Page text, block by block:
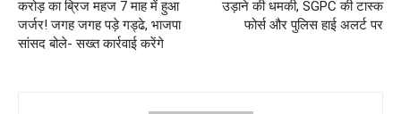
करोड़ का ब्रिज महज 7 माह में हुआ
जर्जर! जगह जगह पड़े गड्ढे, भाजपा
सांसद बोले- सख्त कार्रवाई करेंगे
उड़ाने की धमकी, SGPC की टास्क
फोर्स और पुलिस हाई अलर्ट पर